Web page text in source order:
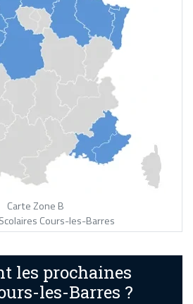
Carte Zone B
Cours-les-Barres
les prochaines
les-Barres ?